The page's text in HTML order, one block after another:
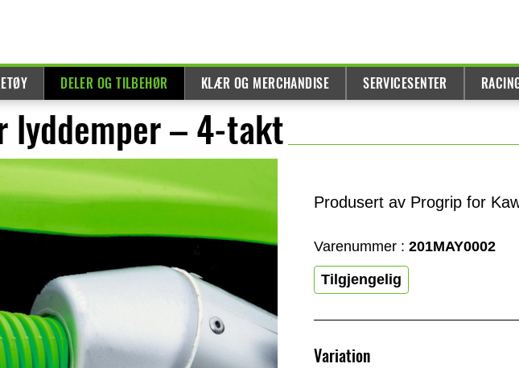
DELER OG TILBEHØR KLÆR OG MERCHANDISE SERVICESENTER
lyddemper – 4-takt
Produsert av Progrip for
Varenummer : 201MAY0002
Tilgjengelig
Variation